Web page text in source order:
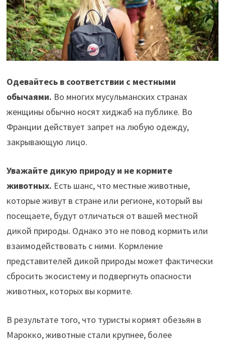
Одевайтесь в соответствии с местными
обычаями. Во многих мусульманских странах
женщины обычно носят хиджаб на публике. Во
Франции действует запрет на любую одежду,
закрывающую лицо.
Уважайте дикую природу и не кормите
животных. Есть шанс, что местные животные,
которые живут в стране или регионе, который вы
посещаете, будут отличаться от вашей местной
дикой природы. Однако это не повод кормить или
взаимодействовать с ними. Кормление
представителей дикой природы может фактически
сбросить экосистему и подвергнуть опасности
животных, которых вы кормите.
В результате того, что туристы кормят обезьян в
Марокко, животные стали крупнее, более